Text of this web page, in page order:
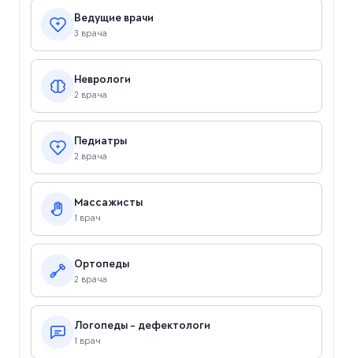
Ведущие врачи
3 врача
Неврологи
2 врача
Педиатры
2 врача
Массажисты
1 врач
Ортопеды
2 врача
Логопеды - дефектологи
1 врач